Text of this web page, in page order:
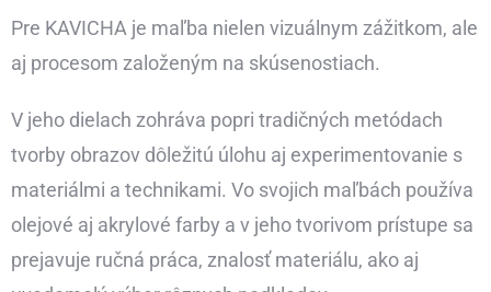
Pre KAVICHA je maľba nielen vizuálnym zážitkom, ale
aj procesom založeným na skúsenostiach.
V jeho dielach zohráva popri tradičných metódach
tvorby obrazov dôležitú úlohu aj experimentovanie s
materiálmi a technikami. Vo svojich maľbách používa
olejové aj akrylové farby a v jeho tvorivom prístupe sa
prejavuje ručná práca, znalosť materiálu, ako aj